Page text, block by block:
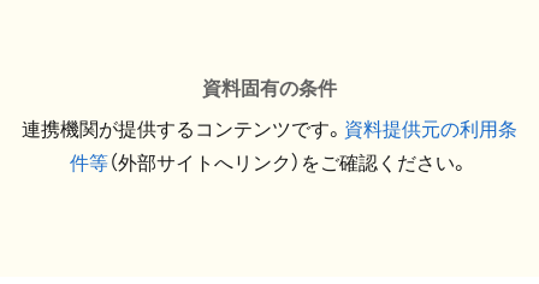
資料固有の条件
連携機関が提供するコンテンツです。 資料提供元の利用条
件等（外部サイトへリンク）をご確認ください。